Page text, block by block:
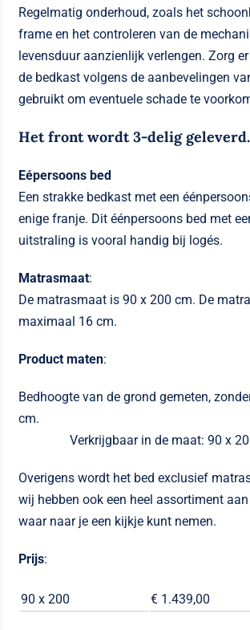
Regelmatig onderhoud, zoals het
frame en het controleren van de
levensduur aanzienlijk verlengen. Zorg
de bedkast volgens de aanbevelingen
gebruikt om eventuele schade te
Het front wordt 3-delig geleverd.
Eépersoons bed
Een strakke bedkast met een
enige franje. Dit éénpersoons bed met
uitstraling is vooral handig bij logés.
Matrasmaat:
De matrasmaat is 90 x 200 cm. De
maximaal 16 cm.
Product maten:
Bedhoogte van de grond gemeten,
Verkrijgbaar in de maat: 90 x
Overigens wordt het bed exclusief
wij hebben ook een heel assortiment aan
waar naar je een kijkje kunt nemen.
Prijs:
90 x 200 € 1.439,00